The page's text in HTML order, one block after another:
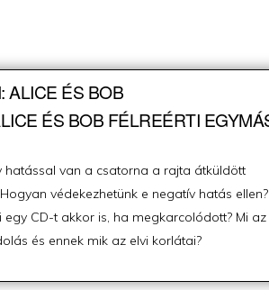
ALICE ÉS BOB
ÉS BOB FÉLREÉRTI
hatással van a csatorna a rajta átküldött
védekezhetünk e negatív hatás
egy CD-t akkor is, ha megkarcolódott? Mi az
és ennek mik az elvi korlátai?